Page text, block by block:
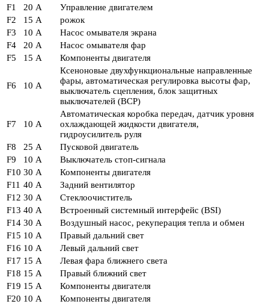
F1
20 А
Управление двигателем
F2
15 А
рожок
F3
10 А
Насос омывателя экрана
F4
20 А
Насос омывателя фар
F5
15 А Компоненты двигателя
F6 10 А
Ксеноновые двухфункциональные направленные
фары, автоматическая регулировка высоты фар,
выключатель сцепления, блок защитных
выключателей (BCP)
F7 10 А
Автоматическая коробка передач, датчик уровня
охлаждающей жидкости двигателя,
гидроусилитель руля
F8
25 А
Пусковой двигатель
F9
10 А
Выключатель стоп-сигнала
F10 30 А
Компоненты двигателя
F11 40 А
Задний вентилятор
F12 30 А
Стеклоочиститель
F13 40 А
Встроенный системный интерфейс (BSI)
F14 30 А
Воздушный насос, рекуперация тепла и обмен
F15 10 А
Правый дальний свет
F16 10 А
Левый дальний свет
F17 15 А
Левая фара ближнего света
F18 15 А
Правый ближний свет
F19 15 А
Компоненты двигателя
F20 10 А
Компоненты двигателя